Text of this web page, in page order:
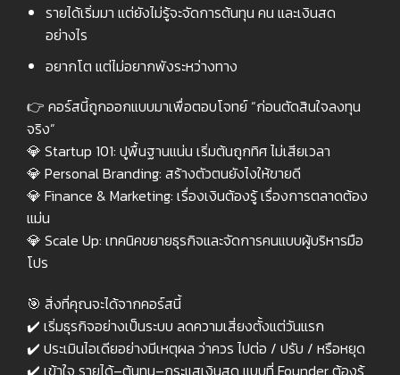
รายได้เริ่มมา แต่ยังไม่รู้จะจัดการต้นทุน คน และเงินสด
อย่างไร
อยากโต แต่ไม่อยากพังระหว่างทาง
👉 คอร์สนี้ถูกออกแบบมาเพื่อตอบโจทย์ “ก่อนตัดสินใจลงทุน
จริง”
💎 Startup 101: ปูพื้นฐานแน่น เริ่มต้นถูกทิศ ไม่เสียเวลา
💎 Personal Branding: สร้างตัวตนยังไงให้ขายดี
💎 Finance & Marketing: เรื่องเงินต้องรู้ เรื่องการตลาดต้อง
แม่น
💎 Scale Up: เทคนิคขยายธุรกิจและจัดการคนแบบผู้บริหารมือ
โปร
🎯 สิ่งที่คุณจะได้จากคอร์สนี้
✔️ เริ่มธุรกิจอย่างเป็นระบบ ลดความเสี่ยงตั้งแต่วันแรก
✔️ ประเมินไอเดียอย่างมีเหตุผล ว่าควร ไปต่อ / ปรับ / หรือหยุด
✔️ เข้าใจ รายได้–ต้นทุน–กระแสเงินสด แบบที่ Founder ต้องรู้